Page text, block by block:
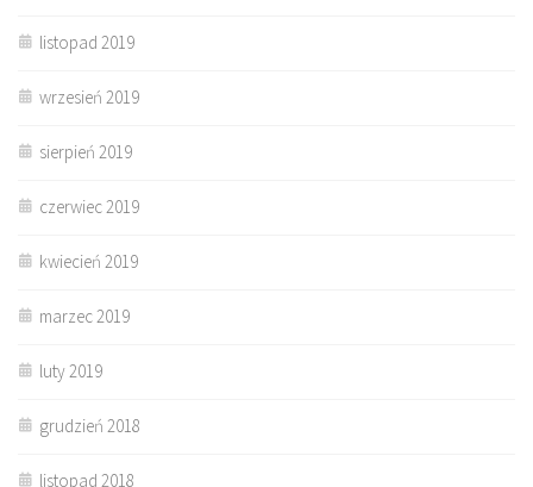
listopad 2019
wrzesień 2019
sierpień 2019
czerwiec 2019
kwiecień 2019
marzec 2019
luty 2019
grudzień 2018
listopad 2018